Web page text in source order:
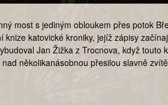
most s jediným obloukem přes potok
knize katovické kroniky, jejíž zápisy
Jan Žižka z Trocnova, když touto
několikanásobnou přesilou slavně